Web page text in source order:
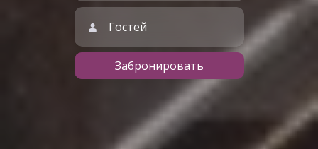
Гостей
Забронировать